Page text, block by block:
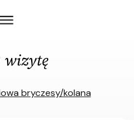
wizytę
bryczesy/kolana